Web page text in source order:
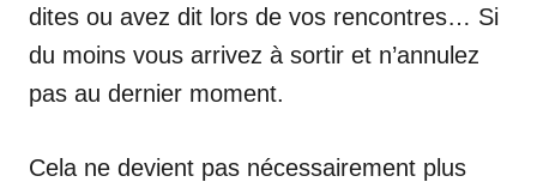
dites ou avez dit lors de vos rencontres… Si
du moins vous arrivez à sortir et n’annulez
pas au dernier moment.
Cela ne devient pas nécessairement plus